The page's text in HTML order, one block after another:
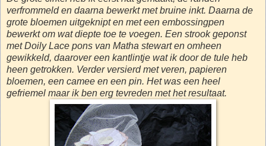
verfrommeld en daarna bewerkt met bruine inkt. Daarna de
grote bloemen uitgeknipt en met een embossingpen
bewerkt om wat diepte toe te voegen. Een strook geponst
met Doily Lace pons van Matha stewart en omheen
gewikkeld, daarover een kantlintje wat ik door de tule heb
heen getrokken. Verder versierd met veren, papieren
bloemen, een camee en een pin. Het was een heel
gefriemel maar ik ben erg tevreden met het resultaat.